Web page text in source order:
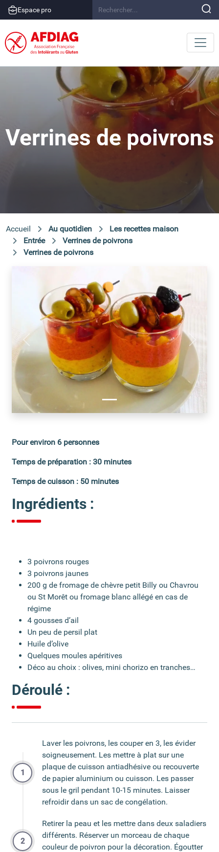
Espace pro
Verrines de poivrons
Accueil Au quotidien
Les recettes maison
Entrée
Verrines de poivrons
Verrines de poivrons
Précédent Suivant
Pour environ 6 personnes
Temps de préparation : 30 minutes
Temps de cuisson : 50 minutes
Ingrédients :
3 poivrons rouges
3 poivrons jaunes
200 g de fromage de chèvre petit Billy ou Chavrou
ou St Morêt ou fromage blanc allégé en cas de
régime
4 gousses d’ail
Un peu de persil plat
Huile d’olive
Quelques moules apéritives
Déco au choix : olives, mini chorizo en tranches…
Déroulé :
Laver les poivrons, les couper en 3, les évider
soigneusement. Les mettre à plat sur une
plaque de cuisson antiadhésive ou recouverte
de papier aluminium ou cuisson. Les passer
sous le gril pendant 10-15 minutes. Laisser
refroidir dans un sac de congélation.
Retirer la peau et les mettre dans deux saladiers
différents. Réserver un morceau de chaque
couleur de poivron pour la décoration. Égoutter